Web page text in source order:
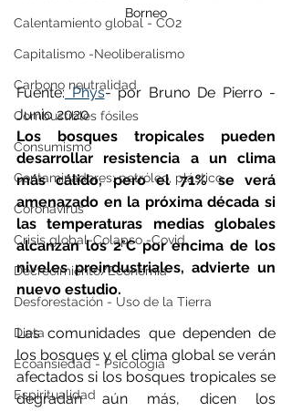
Calentamiento global - CO2
Capitalismo -Neoliberalismo
Carbono neutralidad
Combustibles fósiles
Consumismo
Contaminadores: petróleo, plástico
Coronavirus
Crisis global-Colapso -Covid
Decrecimiento/Economía
Desforestación - Uso de la Tierra
Dieta
Ecoansiedad - Psicología
Espiritualidad
Borneo
Fuente: Phys- por Bruno De Pierro -
Junio 2020
Los bosques tropicales pueden
desarrollar resistencia a un clima
más cálido, pero el 71% se verá
amenazado en la próxima década si
las temperaturas medias globales
alcanzan los 2°C por encima de los
niveles preindustriales, advierte un
nuevo estudio.
Las comunidades que dependen de
los bosques y el clima global se verán
afectados si los bosques tropicales se
degradan aún más, dicen los